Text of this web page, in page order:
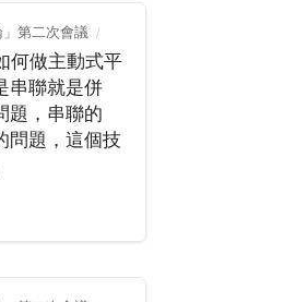
第二次會議
何做主動式平
串聯就是併
題，串聯的
問題，這個技